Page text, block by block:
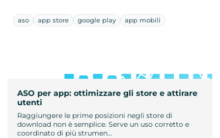
aso app store google play app mobili
ASO per app: ottimizzare gli store e attirare
utenti
Raggiungere le prime posizioni negli store di
download non è semplice. Serve un uso corretto e
coordinato di più strumen…